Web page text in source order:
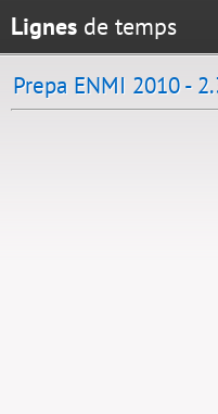
Lignes de temps
Prepa ENMI 2010 -